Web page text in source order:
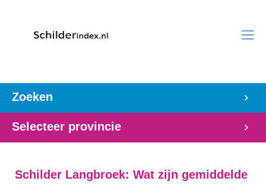
Zoeken
Selecteer provincie
Schilder Langbroek: Wat zijn gemiddelde